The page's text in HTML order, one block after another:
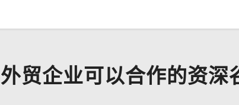
贸企业可以合作的资深